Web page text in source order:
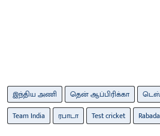
இந்திய அணி தென் ஆப்பிரிக்கா
Team India
ரபாடா Test cricket Rabada